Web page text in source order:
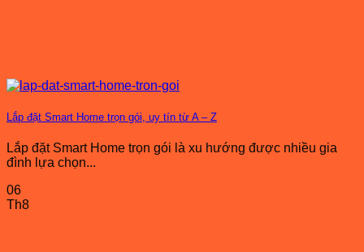
Lắp đặt Smart Home trọn gói, uy tín từ A – Z
Lắp đặt Smart Home trọn gói là xu hướng được nhiều gia
đình lựa chọn...
06
Th8